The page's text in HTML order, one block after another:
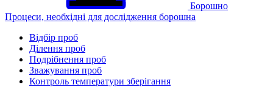
Борошно
Процеси, необхідні для дослідження борошна
Відбір проб
Ділення проб
Подрібнення проб
Зважування проб
Контроль температури зберігання